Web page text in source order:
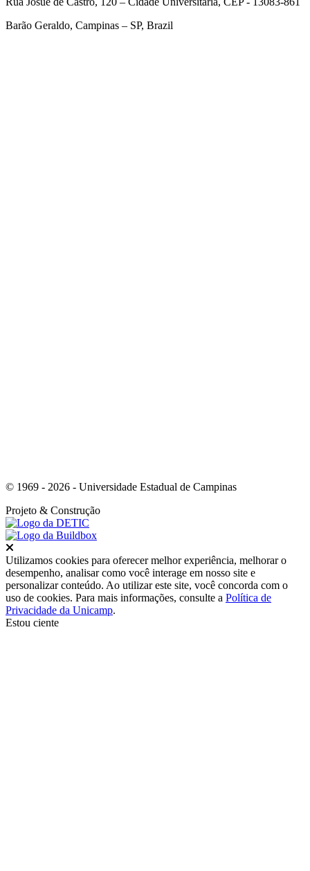
Barão Geraldo, Campinas – SP, Brazil
© 1969 - 2026 - Universidade Estadual de Campinas
Projeto & Construção
Utilizamos cookies para oferecer melhor experiência, melhorar o
desempenho, analisar como você interage em nosso site e
personalizar conteúdo. Ao utilizar este site, você concorda com o
uso de cookies. Para mais informações, consulte a Política de
Privacidade da Unicamp.
Estou ciente